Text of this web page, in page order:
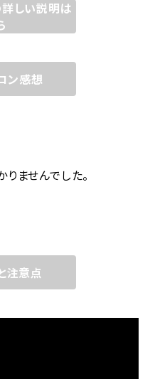
しい説明は
ン感想
ませんでした。
注意点